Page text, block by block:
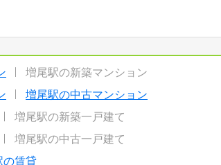
増尾駅の新築マンション
増尾駅の中古マンション
増尾駅の新築一戸建て
増尾駅の中古一戸建て
の賃貸